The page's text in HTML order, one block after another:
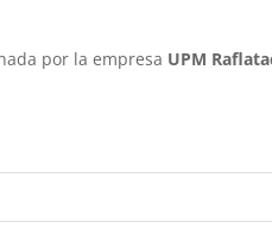
por la empresa UPM